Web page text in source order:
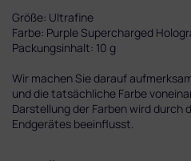
Größe: Ultrafine
Farbe: Purple Supercharged
Packungsinhalt: 10 g
Wir machen Sie darauf
und die tatsächliche Farbe
Darstellung der Farben wird durch
Endgerätes beeinflusst.